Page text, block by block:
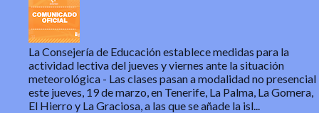
La Consejería de Educación establece medidas para la
actividad lectiva del jueves y viernes ante la situación
meteorológica - Las clases pasan a modalidad no presencial
este jueves, 19 de marzo, en Tenerife, La Palma, La Gomera,
El Hierro y La Graciosa, a las que se añade la isl...